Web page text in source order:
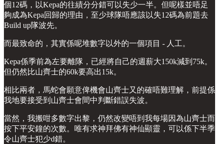
個12碼，以Kepa的往績分分錯可以失少一半。但呢樣並唔足
夠成為Kepa回歸的理由，至少球隊唔應該以失12碼為前題去
Build up隊波先。
而最致命的，其實係呢堆數字以外的一個項目 - 人工。
Kepa係季前為左要離隊，已經將自己的週薪大150k減到75k。
但仍然比山齊士的60k要高出15k。
相比兩者，馬蛇會願意俾機會山齊士又的確唔難理解，前提係
我地要接受到山齊士會間中判斷錯誤失波。
當然，我搬咁多數字出黎，仍然改變唔到我每場因為山齊士而
按下平安鐘的次數。唯有求神拜佛有神仙顯靈，可以係下半季
令山齊士犯少d錯。